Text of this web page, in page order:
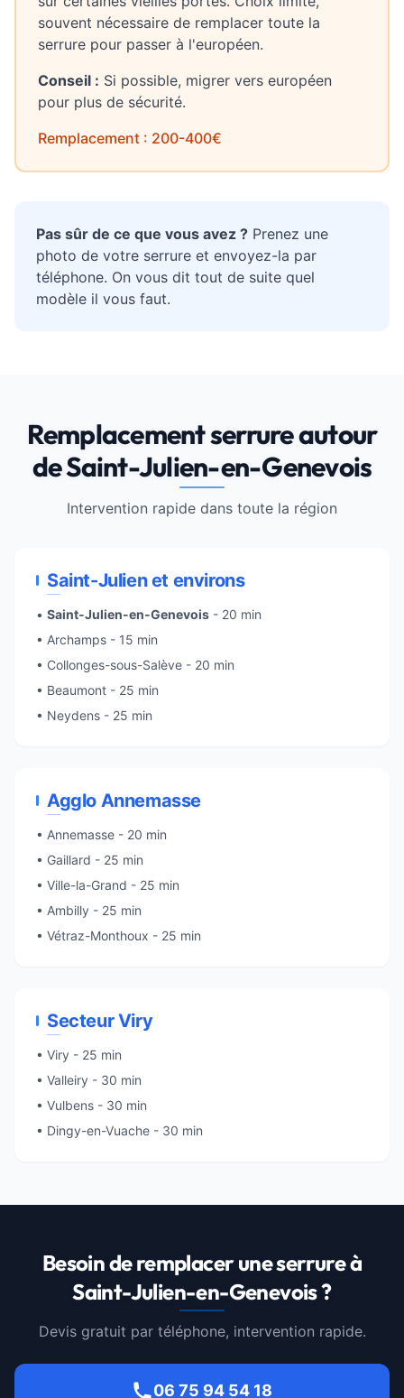
souvent nécessaire de remplacer toute la
serrure pour passer à l'européen.
Conseil : Si possible, migrer vers européen
pour plus de sécurité.
Remplacement : 200-400€
Pas sûr de ce que vous avez ? Prenez une
photo de votre serrure et envoyez-la par
téléphone. On vous dit tout de suite quel
modèle il vous faut.
Remplacement serrure autour
de Saint-Julien-en-Genevois
Intervention rapide dans toute la région
Saint-Julien et environs
• Saint-Julien-en-Genevois - 20 min
• Archamps - 15 min
• Collonges-sous-Salève - 20 min
• Beaumont - 25 min
• Neydens - 25 min
Agglo Annemasse
• Annemasse - 20 min
• Gaillard - 25 min
• Ville-la-Grand - 25 min
• Ambilly - 25 min
• Vétraz-Monthoux - 25 min
Secteur Viry
• Viry - 25 min
• Valleiry - 30 min
• Vulbens - 30 min
• Dingy-en-Vuache - 30 min
Besoin de remplacer une serrure à
Saint-Julien-en-Genevois ?
Devis gratuit par téléphone, intervention rapide.
06 75 94 54 18